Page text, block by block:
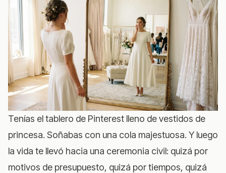
Tenías el tablero de Pinterest lleno de vestidos de
princesa. Soñabas con una cola majestuosa. Y luego
la vida te llevó hacia una ceremonia civil: quizá por
motivos de presupuesto, quizá por tiempos, quizá